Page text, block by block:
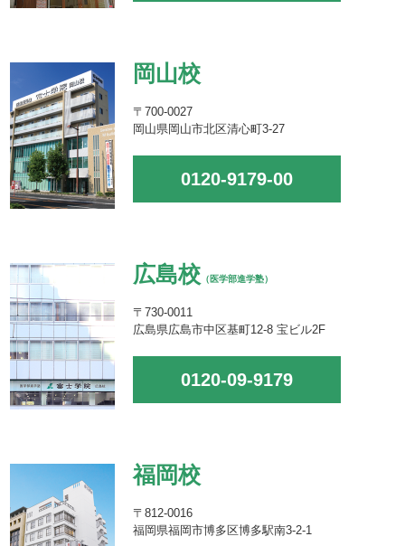
岡山校
〒700-0027
岡山県岡山市北区清心町3-27
0120-9179-00
広島校 （医学部進学塾）
〒730-0011
広島県広島市中区基町12-8 宝ビル2F
0120-09-9179
福岡校
〒812-0016
福岡県福岡市博多区博多駅南3-2-1